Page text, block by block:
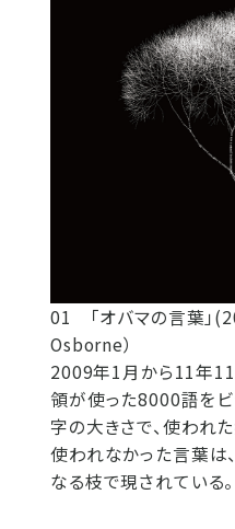
01 「オバマの言葉」
Osborne）
2009年1月から11年
領が使った8000語をビ
字の大きさで、使われ
使われなかった言葉は
なる枝で現されている。